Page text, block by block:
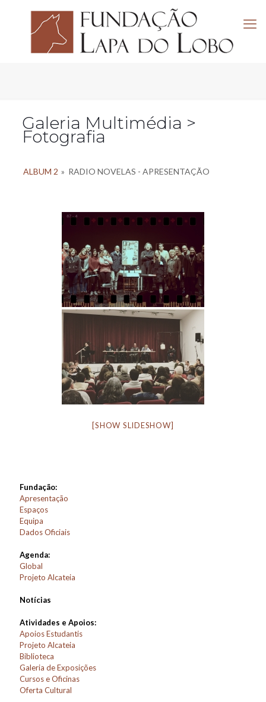
Galeria Multimédia >
Fotografia
ALBUM 2 » RADIO NOVELAS - APRESENTAÇÃO
[SHOW SLIDESHOW]
Fundação:
Apresentação
Espaços
Equipa
Dados Oficiais
Agenda:
Global
Projeto Alcateia
Notícias
Atividades e Apoios:
Apoios Estudantis
Projeto Alcateia
Biblioteca
Galeria de Exposições
Cursos e Oficinas
Oferta Cultural